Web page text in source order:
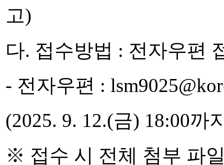
고)
다. 접수방법 : 전자우편
- 전자우편 :
(2025. 9. 12.(금) 18:00
※ 접수 시 전체 첨부 파